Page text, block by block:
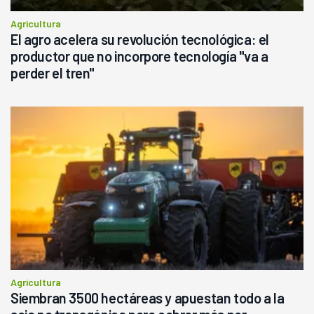
Agricultura
El agro acelera su revolución tecnológica: el
productor que no incorpore tecnología "va a
perder el tren"
Agricultura
Siembran 3500 hectáreas y apuestan todo a la